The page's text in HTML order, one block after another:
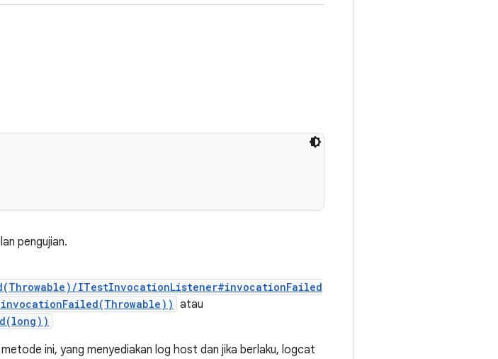
pengujian.
ITestInvocationListener#invocationFailed
atau
ini, yang menyediakan log host dan jika berlaku, logcat